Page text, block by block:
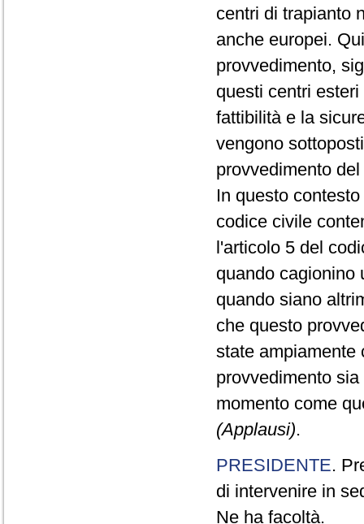
centri di trapianto
anche europei.
provvedimento,
questi centri
fattibilità e la
vengono
provvedimento
In questo
codice civile
l'articolo 5 del
quando cagionino
quando siano
che questo
state ampiamente
provvedimento
momento come
(Applausi).
PRESIDENTE.
di intervenire in
Ne ha facoltà.